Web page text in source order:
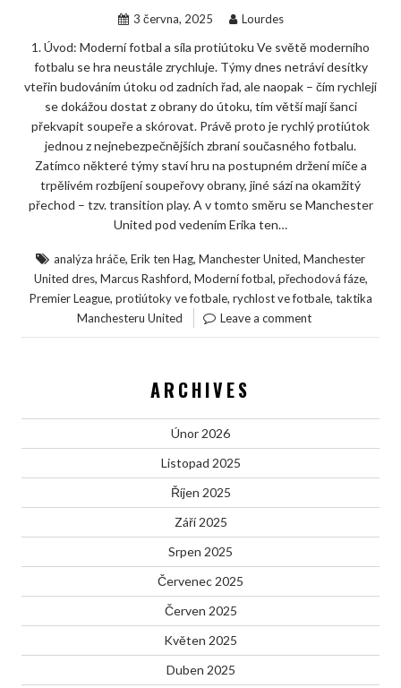
3 června, 2025 Lourdes
1. Úvod: Moderní fotbal a síla protiútoku Ve světě moderního
fotbalu se hra neustále zrychluje. Týmy dnes netráví desítky
vteřin budováním útoku od zadních řad, ale naopak – čím rychleji
se dokážou dostat z obrany do útoku, tím větší mají šanci
překvapit soupeře a skórovat. Právě proto je rychlý protiútok
jednou z nejnebezpečnějších zbraní současného fotbalu.
Zatímco některé týmy staví hru na postupném držení míče a
trpělivém rozbíjení soupeřovy obrany, jiné sází na okamžitý
přechod – tzv. transition play. A v tomto směru se Manchester
United pod vedením Erika ten…
analýza hráče, Erik ten Hag, Manchester United, Manchester
United dres, Marcus Rashford, Moderní fotbal, přechodová fáze,
Premier League, protiútoky ve fotbale, rychlost ve fotbale, taktika
Manchesteru United
Leave a comment
ARCHIVES
Únor 2026
Listopad 2025
Říjen 2025
Září 2025
Srpen 2025
Červenec 2025
Červen 2025
Květen 2025
Duben 2025